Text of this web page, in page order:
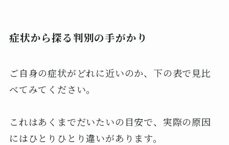
症状から探る判別の手がかり
ご自身の症状がどれに近いのか、下の表で見比
べてみてください。
これはあくまでだいたいの目安で、実際の原因
にはひとりひとり違いがあります。